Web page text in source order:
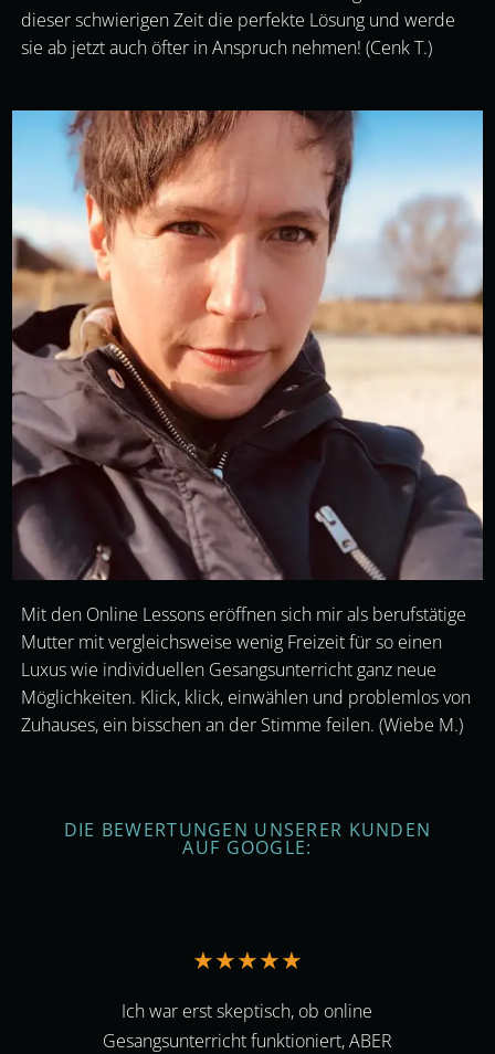
dieser schwierigen Zeit die perfekte Lösung und werde
sie ab jetzt auch öfter in Anspruch nehmen! (Cenk T.)
Mit den Online Lessons eröffnen sich mir als berufstätige
Mutter mit vergleichsweise wenig Freizeit für so einen
Luxus wie individuellen Gesangsunterricht ganz neue
Möglichkeiten. Klick, klick, einwählen und problemlos von
Zuhauses, ein bisschen an der Stimme feilen. (Wiebe M.)
DIE BEWERTUNGEN UNSERER KUNDEN
AUF GOOGLE:
★★★★★
Ich war erst skeptisch, ob online
Gesangsunterricht funktioniert, ABER